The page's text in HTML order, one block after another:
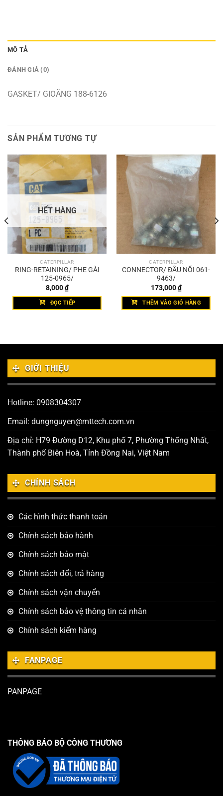
MÔ TẢ
ĐÁNH GIÁ (0)
GASKET/ GIOĂNG 188-6126
SẢN PHẨM TƯƠNG TỰ
HẾT HÀNG
CATERPILLAR
RING-RETAINING/ PHE GÀI
125-0965/
8,000₫
ĐỌC TIẾP
CATERPILLAR
CONNECTOR/ ĐẦU NỐI 061-
9463/
173,000₫
THÊM VÀO GIỎ HÀNG
GIỚI THIỆU
Hotline: 0908304307
Email: dungnguyen@mttech.com.vn
Địa chỉ: H79 Đường D12, Khu phố 7, Phường Thống Nhất,
Thành phố Biên Hoà, Tỉnh Đồng Nai, Việt Nam
CHÍNH SÁCH
Các hình thức thanh toán
Chính sách bảo hành
Chính sách bảo mật
Chính sách đổi, trả hàng
Chính sách vận chuyển
Chính sách bảo vệ thông tin cá nhân
Chính sách kiểm hàng
FANPAGE
PANPAGE
THÔNG BÁO BỘ CÔNG THƯƠNG